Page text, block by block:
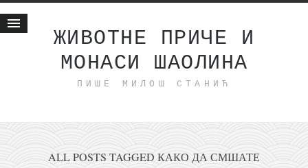
ЖИВОТНЕ ПРИЧЕ И
МОНАСИ ШАОЛИНА
ПИШЕ МИЛОШ СТАНИЋ
Животне приче
интернет пословање
исхраном до здравља
ALL POSTS TAGGED КАКО ДА СМШАТЕ